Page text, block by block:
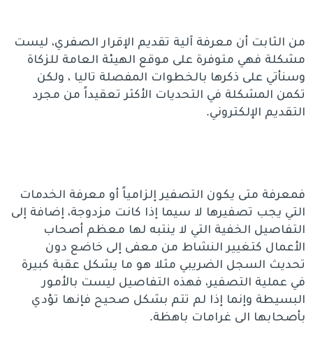
من الثابت أن معرفة آلية تقديم الإقرار الصفري، ليست
مشكلة فهي متوفرة على موقع الهيئة العامة للزكاة
وسنأتي على ذكرها بالخطوات المفصلة تاليا ، ولكن
تكمن المشكلة في التحديات الأكثر تعقيداً من مجرد
التقديم الإلكتروني.
فمعرفة متى يكون التصفير إلزامياً أو معرفة الخدمات
التي يجب تصفيرها لا سيما إذا كانت مزدوجة، إضافة إلى
التفاصيل الخفية التي لا ينتبه لها معظم أصحاب
الأعمال كتغيير النشاط من معفى إلى خاضع دون
تحديث السجل الضريبي مثلا هو ما يشكل عقبة كبيرة
في عملية التصفير، فهذه التفاصيل ليست بالأمور
البسيطة وإنما إذا لم تتم بشكل صحيح فإنها تؤدي
بأصحابها الى غرامات باهظة.